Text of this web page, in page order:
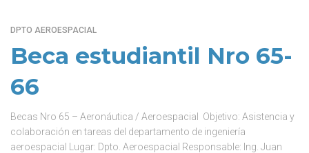
DPTO AEROESPACIAL
Beca estudiantil Nro 65-
66
Becas Nro 65 – Aeronáutica / Aeroespacial Objetivo: Asistencia y
colaboración en tareas del departamento de ingeniería
aeroespacial Lugar: Dpto. Aeroespacial Responsable: Ing. Juan